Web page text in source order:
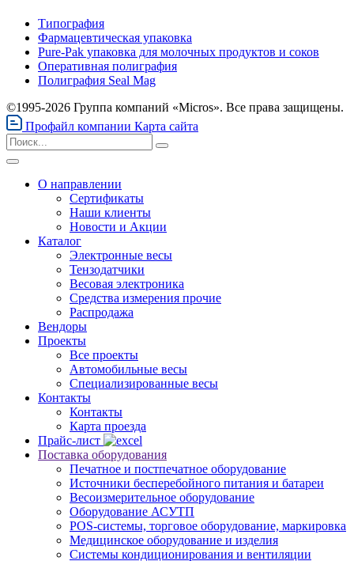
Типография
Фармацевтическая упаковка
Pure-Pak упаковка для молочных продуктов и соков
Оперативная полиграфия
Полиграфия Seal Mag
©1995-2026 Группа компаний «Micros». Все права защищены.
Профайл компании Карта сайта
О направлении
Сертификаты
Наши клиенты
Новости и Акции
Каталог
Электронные весы
Тензодатчики
Весовая электроника
Средства измерения прочие
Распродажа
Вендоры
Проекты
Все проекты
Автомобильные весы
Специализированные весы
Контакты
Контакты
Карта проезда
Прайс-лист
Поставка оборудования
Печатное и постпечатное оборудование
Источники бесперебойного питания и батареи
Весоизмерительное оборудование
Оборудование АСУТП
POS-системы, торговое оборудование, маркировка
Медицинское оборудование и изделия
Системы кондиционирования и вентиляции